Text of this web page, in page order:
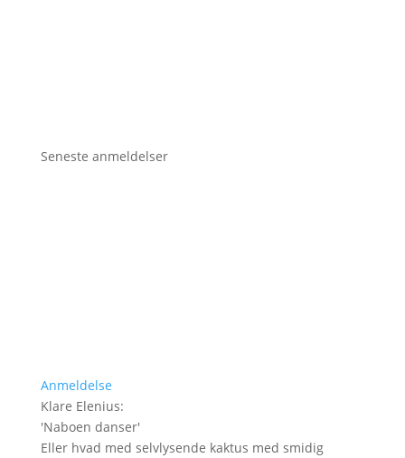
Seneste anmeldelser
Anmeldelse
Klare Elenius:
'Naboen danser'
Eller hvad med selvlysende kaktus med smidig